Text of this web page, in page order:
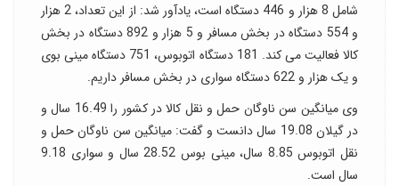
شامل 8 هزار و 446 دستگاه است، یادآور شد: از این تعداد، 2 هزار
و 554 دستگاه در بخش مسافر و 5 هزار و 892 دستگاه در بخش
کالا فعالیت می کند. 181 دستگاه اتوبوس، 751 دستگاه مینی بوی
و یک هزار و 622 دستگاه سواری در بخش مسافر داریم.
وی میانگین سن ناوگان حمل و نقل کالا در کشور را 16.49 سال و
در گیلان 19.08 سال دانست و گفت: میانگین سن ناوگان حمل و
نقل اتوبوس 8.85 سال، مینی بوس 28.52 سال و سواری 9.18
سال است.